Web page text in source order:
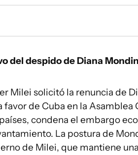
del despido de Diana
Milei solicitó la renuncia de
de Cuba en la Asamblea
condena el embargo
La postura de
de Milei, que mantiene